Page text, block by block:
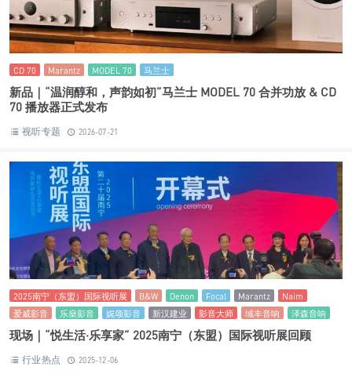
CD 70 Marantz MODEL 70 马兰士
新品｜“温润醇和，声韵如初”马兰士 MODEL 70 合并功放 & CD
70 播放器正式发布
视听专题 2026-07-21
2025南宁（东盟）国际视听展 B&W Denon Focal Marantz
Naim
爱威影音
乐燊影音 娓颂影音 新汉建业 影音大师 域丰音响 泽森音响
现场｜“悦生活·乐享家” 2025南宁（东盟）国际视听展回顾
行业热点 2025-12-06